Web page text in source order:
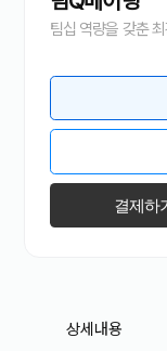
팀십 역량을 갖춘
결제하
상세내용